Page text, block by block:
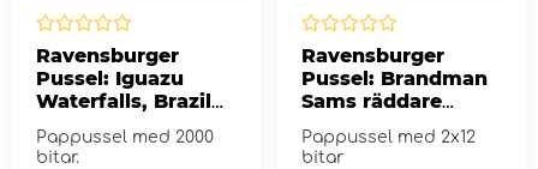
Ravensburger
Pussel: Iguazu
Waterfalls, Brazil
2000 Bitar
Pappussel med 2000
bitar.
Ravensburger
Pussel: Brandman
Sams räddare
kommer 2x12 Bitar
Pappussel med 2x12
bitar